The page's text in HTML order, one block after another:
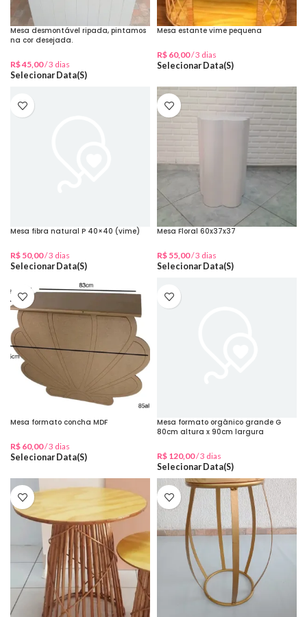
Mesa desmontável ripada, pintamos
na cor desejada.
R$45,00/ 3 dias
Selecionar Data(s)
Mesa estante vime pequena
R$ 60,00/ 3 dias
Selecionar Data(s)
Mesa fibra natural P 40×40 (vime)
R$ 50,00/ 3 dias
Selecionar Data(s)
Mesa Floral 60x37x37
R$ 55,00/ 3 dias
Selecionar Data(s)
Mesa formato concha MDF
R$ 60,00/ 3 dias
Selecionar Data(s)
Mesa formato orgânico grande G
80cm altura x 90cm largura
R$ 120,00/ 3 dias
Selecionar Data(s)